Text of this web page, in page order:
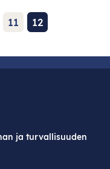
11 12
ja turvallisuuden